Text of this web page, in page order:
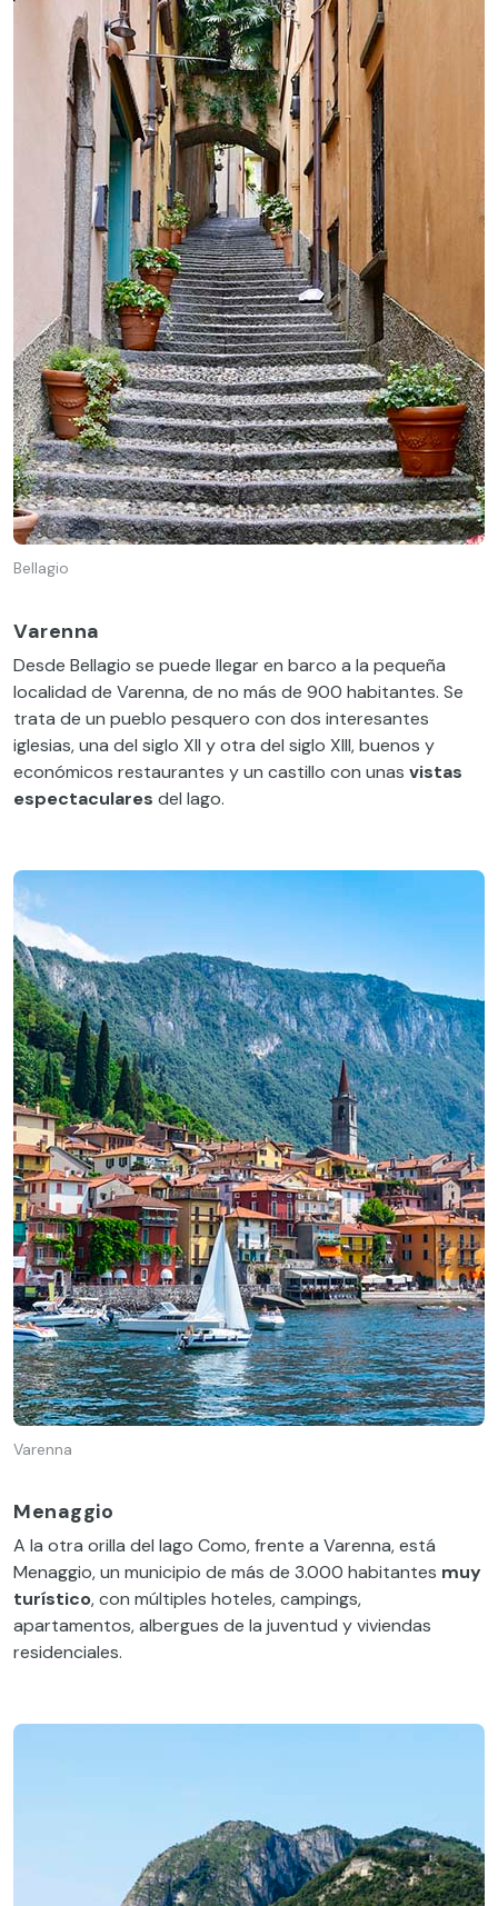
Bellagio
Varenna
Desde Bellagio se puede llegar en barco a la pequeña
localidad de Varenna, de no más de 900 habitantes. Se
trata de un pueblo pesquero con dos interesantes
iglesias, una del siglo XII y otra del siglo XIII, buenos y
económicos restaurantes y un castillo con unas vistas
espectaculares del lago.
Varenna
Menaggio
A la otra orilla del lago Como, frente a Varenna, está
Menaggio, un municipio de más de 3.000 habitantes muy
turístico, con múltiples hoteles, campings,
apartamentos, albergues de la juventud y viviendas
residenciales.